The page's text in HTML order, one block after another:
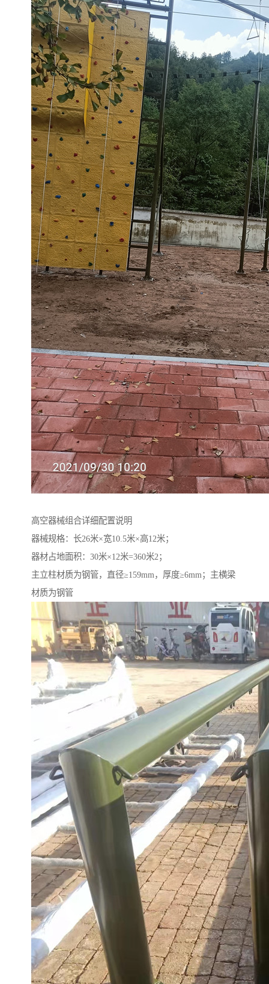
高空器械组合详细配置说明
器械规格：长26米×宽10.5米×高12米；
器材占地面积：30米×12米=360米2；
主立柱材质为钢管，直径≥159mm，厚度≥6mm；主横梁
材质为钢管